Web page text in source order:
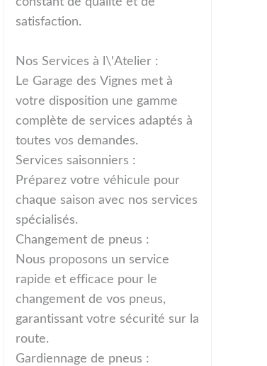
satisfaction.
Nos Services à l\'Atelier :
Le Garage des Vignes met à
votre disposition une gamme
complète de services adaptés à
toutes vos demandes.
Services saisonniers :
Préparez votre véhicule pour
chaque saison avec nos services
spécialisés.
Changement de pneus :
Nous proposons un service
rapide et efficace pour le
changement de vos pneus,
garantissant votre sécurité sur la
route.
Gardiennage de pneus :